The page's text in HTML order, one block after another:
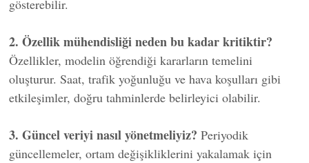
gösterebilir.
2. Özellik mühendisliği neden bu kadar kritiktir?
Özellikler, modelin öğrendiği kararların temelini
oluşturur. Saat, trafik yoğunluğu ve hava koşulları gibi
etkileşimler, doğru tahminlerde belirleyici olabilir.
3. Güncel veriyi nasıl yönetmeliyiz? Periyodik
güncellemeler, ortam değişikliklerini yakalamak için